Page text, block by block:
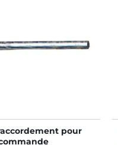
pour